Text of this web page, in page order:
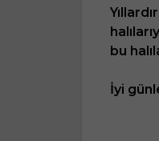
bu
İyi